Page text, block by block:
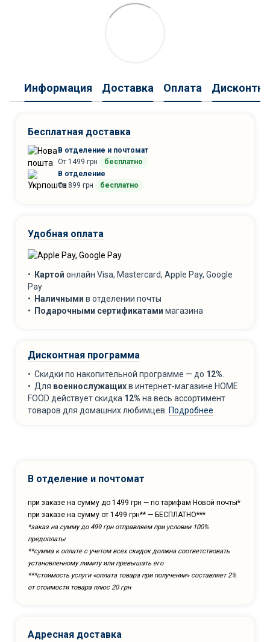
Информация Доставка Оплата
Бесплатная доставка
В отделение и почтомат
От 1499 грн
бесплатно
В отделение
От 899 грн
бесплатно
Удобная оплата
• Картой онлайн Visa, Mastercard, Apple Pay, Google
Pay
•
Наличными в отделении почты
•
Подарочными сертификатами магазина
Дисконтная программа
• Скидки по накопительной программе — до 12%.
• Для военнослужащихв интернет-магазине HOME
FOOD действует скидка 12% на весь ассортимент
товаров для домашних любимцев. Подробнее
В отделение и почтомат
при заказе на сумму до 1499 грн — по тарифам Новой почты*
при заказе на сумму от 1499 грн** — БЕСПЛАТНО***
*заказ на сумму до 499 грн отправляем при условии 100%
предоплаты
**сумма к оплате с учетом всех скидок должна соответствовать
установленному лимиту или превышать его
***cтоимость услуги «оплата товара при получении» составляет 2%
от стоимости товара плюс 20 грн
Адресная доставка